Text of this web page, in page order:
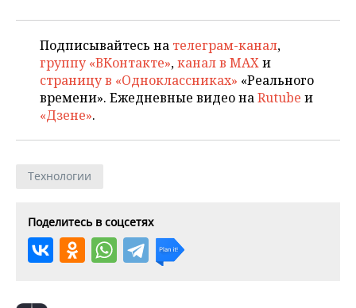
Подписывайтесь на телеграм-канал,
группу «ВКонтакте»,канал в MAXи
страницу в «Одноклассниках» «Реального
времени». Ежедневные видео наRutube и
«Дзене».
Технологии
Поделитесь в соцсетях